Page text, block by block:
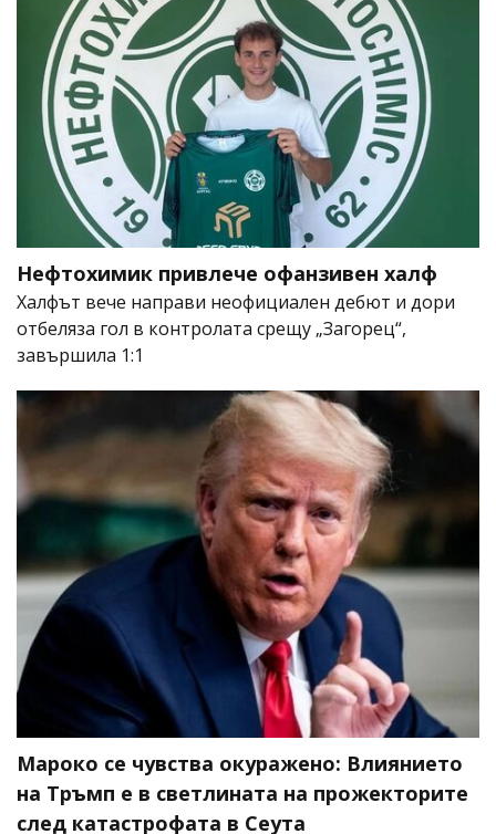
Нефтохимик привлече офанзивен халф
Халфът вече направи неофициален дебют и дори
отбеляза гол в контролата срещу „Загорец“,
завършила 1:1
Мароко се чувства окуражено: Влиянието
на Тръмп е в светлината на прожекторите
след катастрофата в Сеута